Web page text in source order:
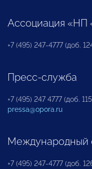
Ассоциация
+7 (495) 247-4777 (доб.
Пресс-служба
+7 (495) 247 4777 (доб.
pressa@opora.ru
+7 (495) 247-4777 (доб.